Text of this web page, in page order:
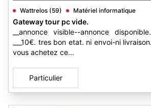
Wattrelos (59) Matériel informatique
Gateway tour pc vide.
__annonce visible--annonce
___10€. tres bon etat. ni envoi-ni
vous achetez ce...
Particulier